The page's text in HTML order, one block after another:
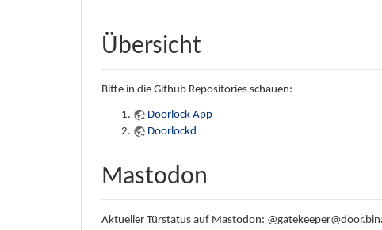
Übersicht
Bitte in die Github Repositories schauen:
Doorlock App
Doorlockd
Mastodon
Aktueller Türstatus auf Mastodon: